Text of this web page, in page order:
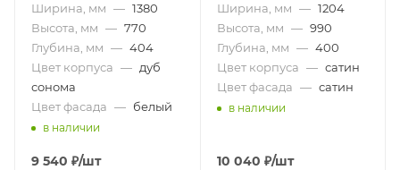
Ширина, мм — 1380
Высота, мм — 770
Глубина, мм — 404
Цвет корпуса — дуб
сонома
Цвет фасада — белый
в наличии
9 540 ₽/шт
Ширина, мм — 1204
Высота, мм — 990
Глубина, мм — 400
Цвет корпуса — сатин
Цвет фасада — сатин
в наличии
10 040 ₽/шт